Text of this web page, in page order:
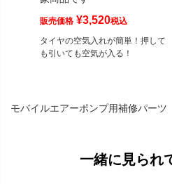
販売価格 ¥3,520税込
タイヤの空気入れが簡単！押して
も引いても空気が入る！
モバイルエアーポンプ用補修パーツ
一緒に見られ